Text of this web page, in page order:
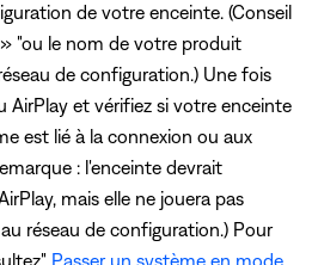
de votre enceinte. (Conseil
"ou le nom de votre produit
de configuration.) Une fois
AirPlay et vérifiez si votre enceinte
est lié à la connexion ou aux
: l'enceinte devrait
mais elle ne jouera pas
réseau de configuration.) Pour
Passer un système en mode